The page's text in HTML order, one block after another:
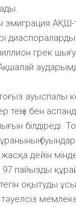
эмиграция АҚШ-
грек шығу
ауыспалы
теңіз бен
білдіреді.
дейін
пайызды
оқытуды